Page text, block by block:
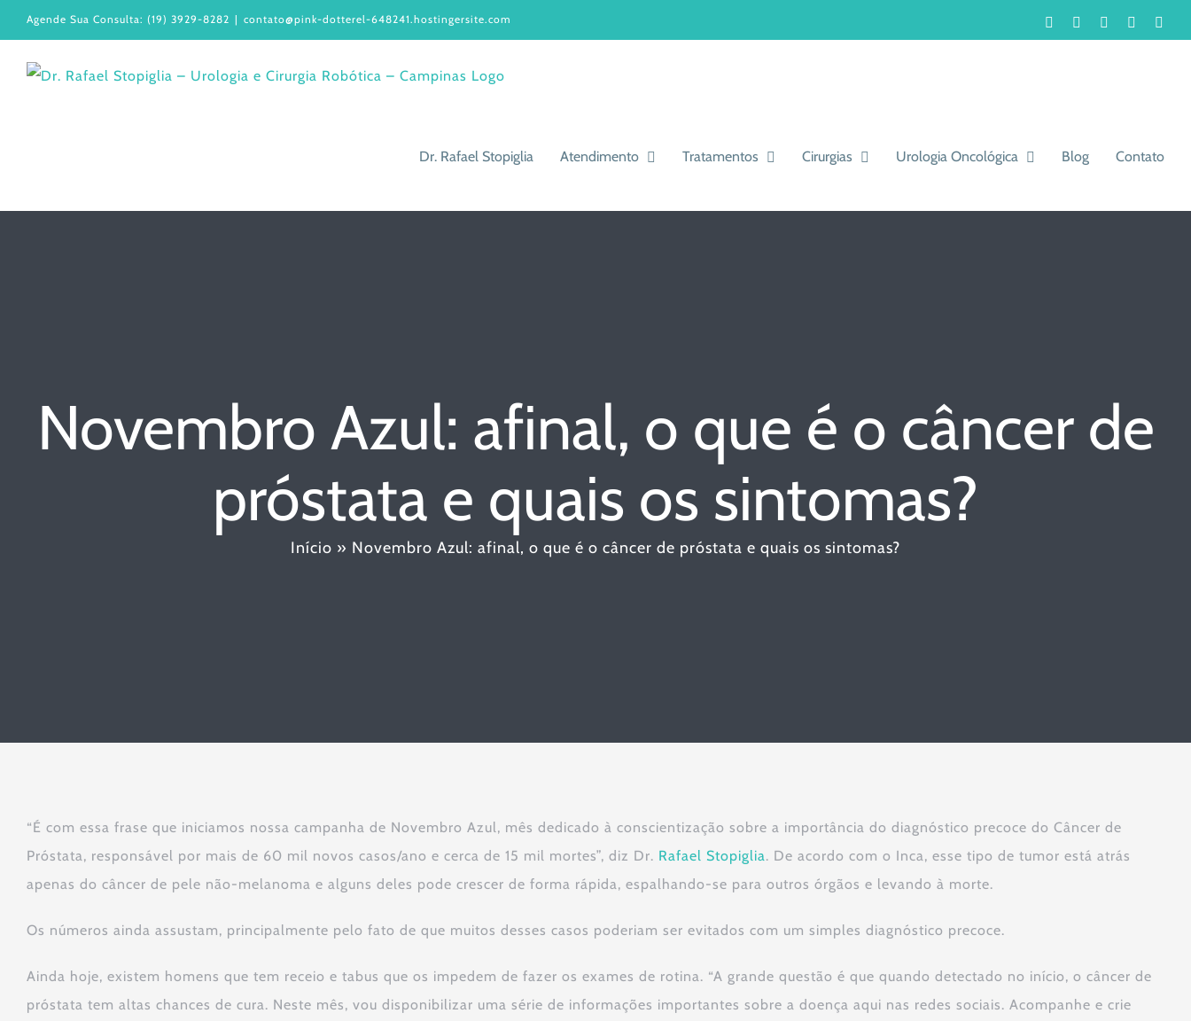
para
Agende Sua Consulta: (19) 3929-8282 | contato@pink-dotterel-648241.hostingersite.com FacebookInstagramLinkedIn
Dr. Rafael Stopiglia Atendimento Tratamentos Cirurgias Urologia Oncológica Blog Contato
Novembro Azul: afinal, o que é o câncer de
próstata e quais os sintomas?
Início » Novembro Azul: afinal, o que é o câncer de próstata e quais os sintomas?
“É com essa frase que iniciamos nossa campanha de Novembro Azul, mês dedicado à conscientização sobre a importância do diagnóstico precoce do Câncer de
Próstata, responsável por mais de 60 mil novos casos/ano e cerca de 15 mil mortes”, diz Dr. Rafael Stopiglia. De acordo com o Inca, esse tipo de tumor está atrás
apenas do câncer de pele não-melanoma e alguns deles pode crescer de forma rápida, espalhando-se para outros órgãos e levando à morte.
Os números ainda assustam, principalmente pelo fato de que muitos desses casos poderiam ser evitados com um simples diagnóstico precoce.
Ainda hoje, existem homens que tem receio e tabus que os impedem de fazer os exames de rotina. “A grande questão é que quando detectado no início, o câncer de
próstata tem altas chances de cura. Neste mês, vou disponibilizar uma série de informações importantes sobre a doença aqui nas redes sociais. Acompanhe e crie